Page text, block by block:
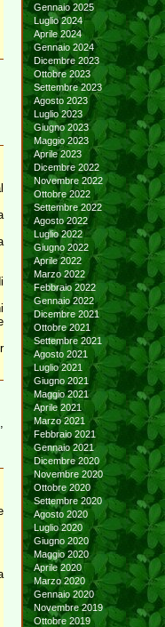
Gennaio 2025
Luglio 2024
Aprile 2024
Gennaio 2024
Dicembre 2023
Ottobre 2023
Settembre 2023
Agosto 2023
Luglio 2023
Giugno 2023
Maggio 2023
Aprile 2023
Dicembre 2022
Novembre 2022
Ottobre 2022
Settembre 2022
Agosto 2022
Luglio 2022
Giugno 2022
Aprile 2022
Marzo 2022
Febbraio 2022
Gennaio 2022
Dicembre 2021
Ottobre 2021
Settembre 2021
Agosto 2021
Luglio 2021
Giugno 2021
Maggio 2021
Aprile 2021
Marzo 2021
Febbraio 2021
Gennaio 2021
Dicembre 2020
Novembre 2020
Ottobre 2020
Settembre 2020
Agosto 2020
Luglio 2020
Giugno 2020
Maggio 2020
Aprile 2020
Marzo 2020
Gennaio 2020
Novembre 2019
Ottobre 2019